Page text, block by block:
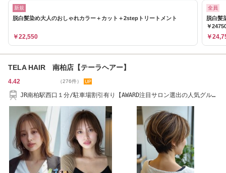
新規
脱白髪染め大人のおしゃれカラー＋カット＋2stepトリートメント
￥22,550
全員
脱白髪
￥
￥
TELA HAIR 南柏店【テーラヘアー】
4.42 （276件）
JR南柏駅西口１分/駐車場割引有り【AWARD注目サロン選出の人気グルー